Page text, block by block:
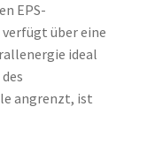
EPS-
über eine
ideal
angrenzt, ist